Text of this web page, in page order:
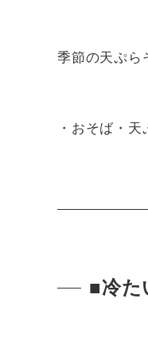
季節の天ぷら
・おそば・
■冷た